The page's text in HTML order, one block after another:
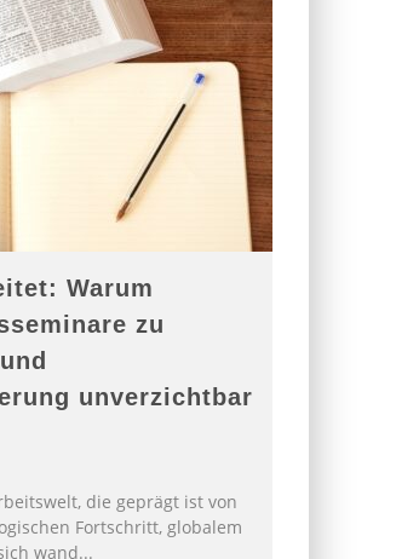
Warum
zu
unverzichtbar
die geprägt ist von
Fortschritt, globalem
wand...